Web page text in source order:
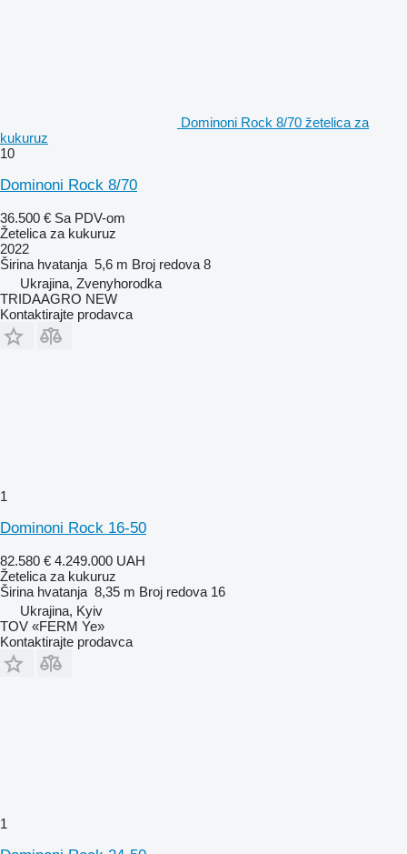
Dominoni Rock 8/70 žetelica za
kukuruz
10
Dominoni Rock 8/70
36.500 € Sa PDV-om
Žetelica za kukuruz
2022
Širina hvatanja 5,6 m Broj redova 8
Ukrajina, Zvenyhorodka
TRIDAAGRO NEW
Kontaktirajte prodavca
1
Dominoni Rock 16-50
82.580 € 4.249.000 UAH
Žetelica za kukuruz
Širina hvatanja 8,35 m Broj redova 16
Ukrajina, Kyiv
TOV «FERM Ye»
Kontaktirajte prodavca
1